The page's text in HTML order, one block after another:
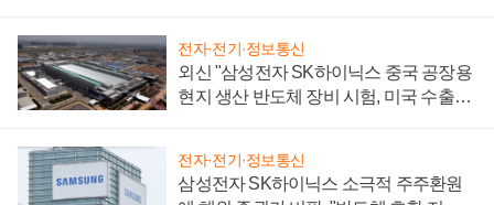
전자·전기·정보통신
외신 "삼성전자 SK하이닉스 중국 공장용
현지 생산 반도체 장비 시험, 미국 수출통
전자·전기·정보통신
삼성전자 SK하이닉스 소극적 주주환원